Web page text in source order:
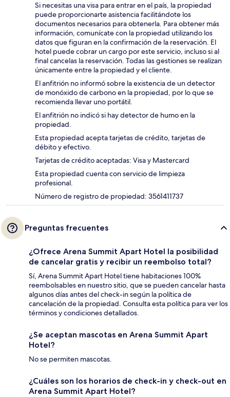
Si necesitas una visa para entrar en el país, la propiedad
puede proporcionarte asistencia facilitándote los
documentos necesarios para obtenerla. Para obtener más
información, comunícate con la propiedad utilizando los
datos que figuran en la confirmación de la reservación. El
hotel puede cobrar un cargo por este servicio, incluso si al
final cancelas la reservación. Todas las gestiones se realizan
únicamente entre la propiedad y el cliente.
El anfitrión no informó sobre la existencia de un detector
de monóxido de carbono en la propiedad, por lo que se
recomienda llevar uno portátil.
El anfitrión no indicó si hay detector de humo en la
propiedad.
Esta propiedad acepta tarjetas de crédito, tarjetas de
débito y efectivo.
Tarjetas de crédito aceptadas: Visa y Mastercard
Esta propiedad cuenta con servicio de limpieza
profesional.
Número de registro de propiedad: 3561411737
Preguntas frecuentes
¿Ofrece Arena Summit Apart Hotel la posibilidad
de cancelar gratis y recibir un reembolso total?
Sí, Arena Summit Apart Hotel tiene habitaciones 100%
reembolsables en nuestro sitio, que se pueden cancelar hasta
algunos días antes del check-in según la política de
cancelación de la propiedad. Consulta esta política para ver los
términos y condiciones detallados.
¿Se aceptan mascotas en Arena Summit Apart
Hotel?
No se permiten mascotas.
¿Cuáles son los horarios de check-in y check-out en
Arena Summit Apart Hotel?